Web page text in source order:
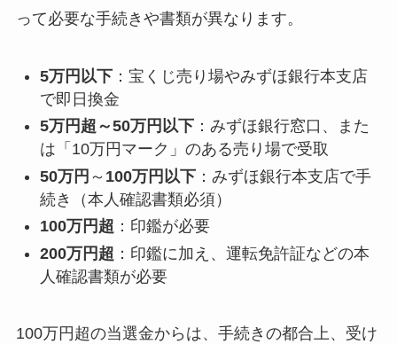
って必要な手続きや書類が異なります。
5万円以下：宝くじ売り場やみずほ銀行本支店
で即日換金
5万円超～50万円以下：みずほ銀行窓口、また
は「10万円マーク」のある売り場で受取
50万円 ～ 100万円以下：みずほ銀行本支店で手
続き（本人確認書類必須）
100万円超 ：印鑑が必要
200万円超 ：印鑑に加え、運転免許証などの本
人確認書類が必要
100万円超の当選金からは、手続きの都合上、受け